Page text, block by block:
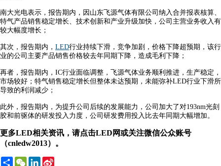
南大光电表示，报告期内，因山东飞源气体有限公司纳入合并报表核算、
特气产品销售稳定增长、技术创新和产业升级加快，公司主营业务收入有
较大幅度增长；
其次，报告期内， LED行业持续下滑，竞争加剧，价格下降超预期，该行
业的公司主要产品销售价格较去年同期下降，造成毛利下降；
再者，报告期内，IC行业面临调整，飞源气体业务顺利推进，生产稳定，
市场较好；特气销售稳定增长但整体未达预期，未能弥补LED行业下滑所
导致的利润减少；
此外，报告期内，为提升公司后续的发展能力，公司加大了对193nm光刻
胶和前驱体的研发投入力度，公司研发费用投入比去年同期大幅增加。
更多LED相关资讯，请点击LED网或关注微信公众账号
（cnledw2013）。
ShareWeChatLinkedIn